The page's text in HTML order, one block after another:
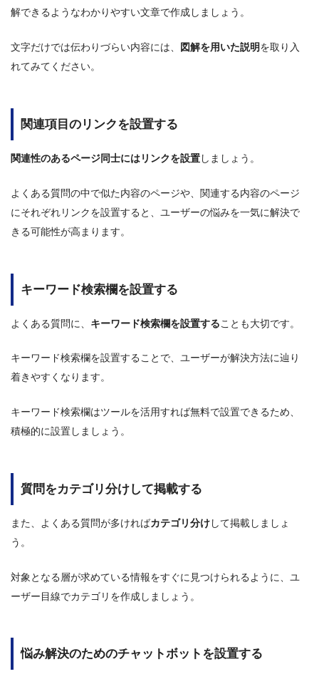
解できるようなわかりやすい文章で作成しましょう。
文字だけでは伝わりづらい内容には、 図解を用いた説明を取り入
れてみてください。
関連項目のリンクを設置する
関連性のあるページ同士にはリンクを設置しましょう。
よくある質問の中で似た内容のページや、関連する内容のページ
にそれぞれリンクを設置すると、ユーザーの悩みを一気に解決で
きる可能性が高まります。
キーワード検索欄を設置する
よくある質問に、 キーワード検索欄を設置することも大切です。
キーワード検索欄を設置することで、ユーザーが解決方法に辿り
着きやすくなります。
キーワード検索欄はツールを活用すれば無料で設置できるため、
積極的に設置しましょう。
質問をカテゴリ分けして掲載する
また、よくある質問が多ければカテゴリ分けして掲載しましょ
う。
対象となる層が求めている情報をすぐに見つけられるように、ユ
ーザー目線でカテゴリを作成しましょう。
悩み解決のためのチャットボットを設置する